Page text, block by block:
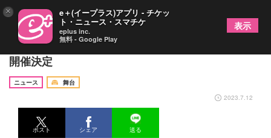
福井晶一&真琴つばさによるバースデー・ライブが
開催決定
ニュース
舞台
2023.7.12
ポスト シェア 送る
× e＋(イープラス)アプリ - チケッ
ト・ニュース・スマチケ
eplus inc.
無料 - Google Play
表示